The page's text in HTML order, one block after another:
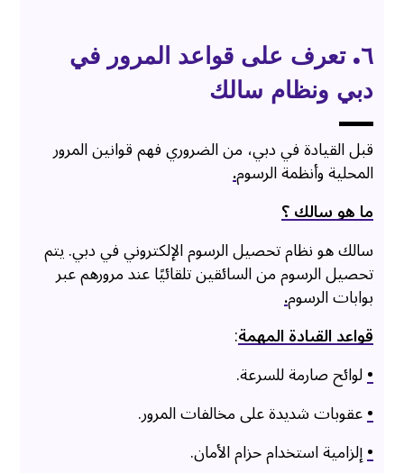
٦. تعرف على قواعد المرور في
دبي ونظام سالك
قبل القيادة في دبي، من الضروري فهم قوانين المرور
المحلية وأنظمة الرسوم.
ما هو سالك ؟
سالك هو نظام تحصيل الرسوم الإلكتروني في دبي. يتم
تحصيل الرسوم من السائقين تلقائيًا عند مرورهم عبر
بوابات الرسوم.
قواعد القيادة المهمة:
•لوائح صارمة للسرعة.
•عقوبات شديدة على مخالفات المرور.
•إلزامية استخدام حزام الأمان.